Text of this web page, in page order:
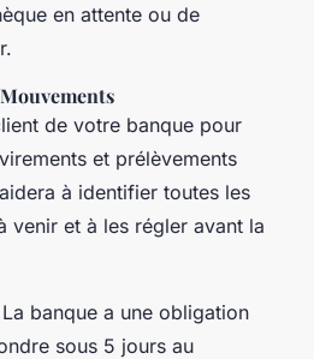
en attente ou de
de votre banque pour
et prélèvements
à identifier toutes les
venir et à les régler avant la
banque a une obligation
sous 5 jours au